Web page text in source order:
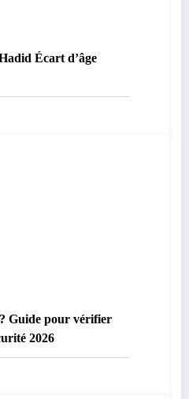
Écart d’âge
Guide pour vérifier
2026